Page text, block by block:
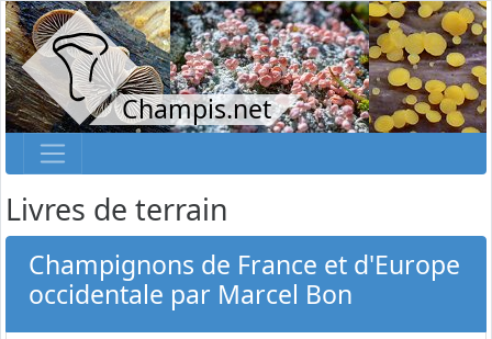
Champis.net
Livres de terrain
Champignons de France et d'Europe
occidentale par Marcel Bon